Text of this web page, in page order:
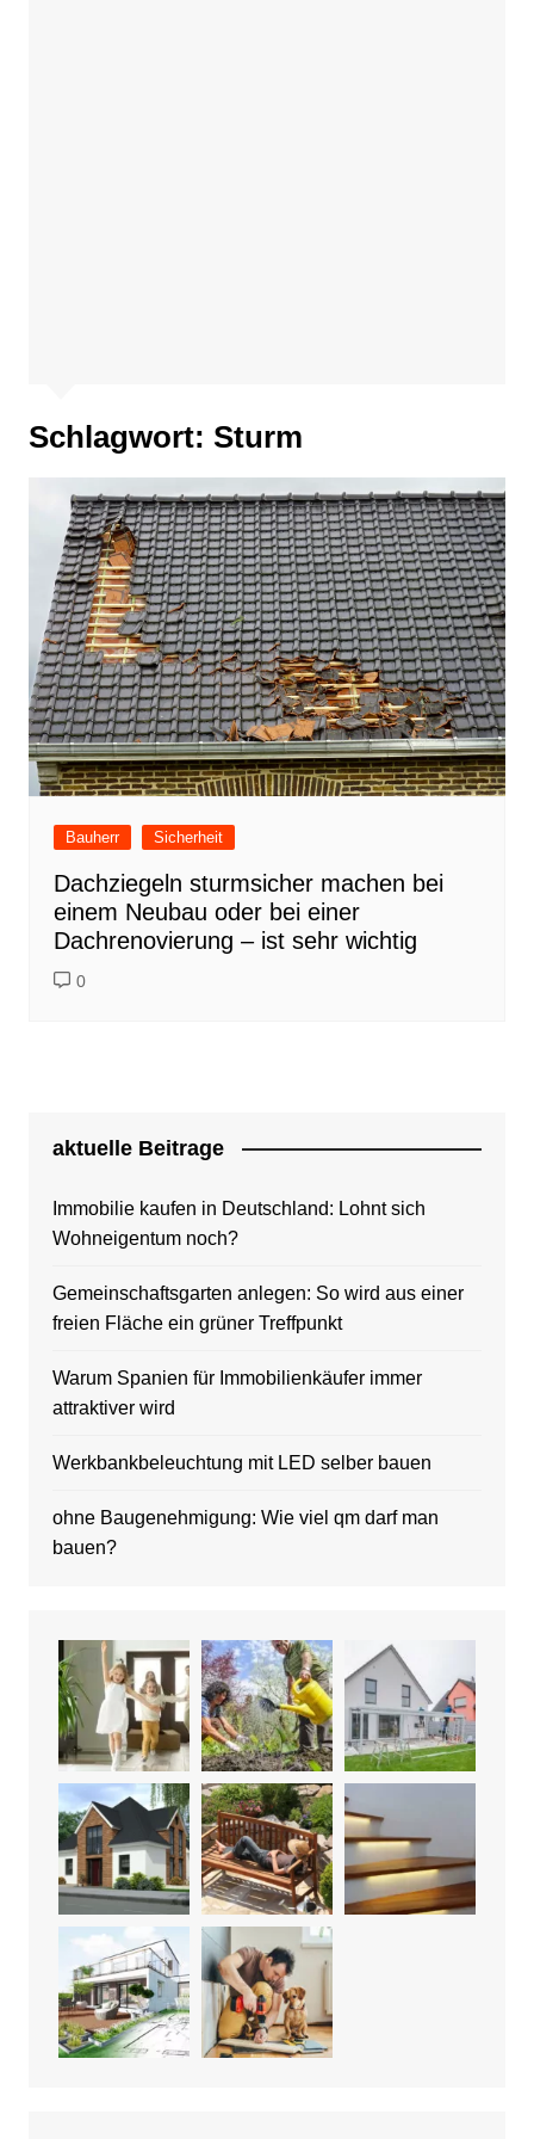
Schlagwort: Sturm
Bauherr Sicherheit
Dachziegeln sturmsicher machen bei
einem Neubau oder bei einer
Dachrenovierung – ist sehr wichtig
0
aktuelle Beitrage
Immobilie kaufen in Deutschland: Lohnt sich
Wohneigentum noch?
Gemeinschaftsgarten anlegen: So wird aus einer
freien Fläche ein grüner Treffpunkt
Warum Spanien für Immobilienkäufer immer
attraktiver wird
Werkbankbeleuchtung mit LED selber bauen
ohne Baugenehmigung: Wie viel qm darf man
bauen?